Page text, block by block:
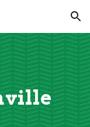
Skip to navigation